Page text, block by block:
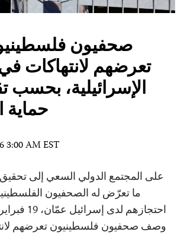
صحفيون
تعرضهم لانتهاكات
الإسرائيلية، بحسب
3:00 AM EST
على المجتمع الدولي السعي إلى
ما تعرّض له الصحفيون
وصف صحفيون فلسطينيون تعرضهم